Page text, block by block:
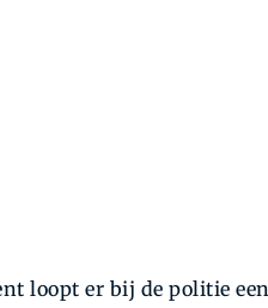
loopt er bij de politie